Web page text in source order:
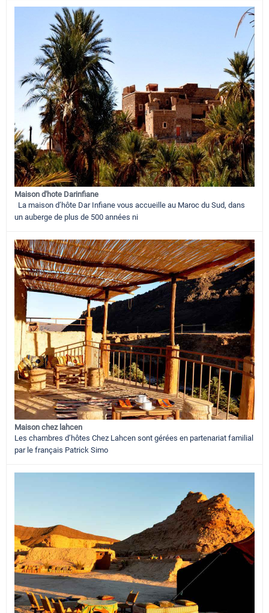
Maison d'hote Darinfiane
La maison d’hôte Dar Infiane vous accueille au Maroc du Sud, dans
un auberge de plus de 500 années ni
Maison chez lahcen
Les chambres d’hôtes Chez Lahcen sont gérées en partenariat familial
par le français Patrick Simo